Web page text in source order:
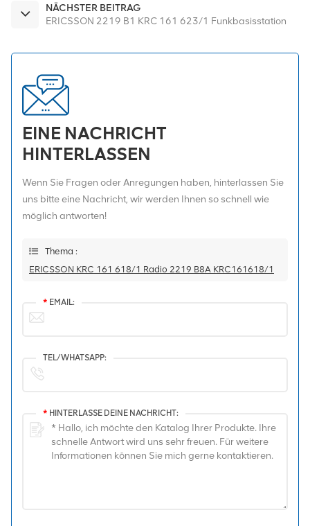
NÄCHSTER BEITRAG
ERICSSON 2219 B1 KRC 161 623/1 Funkbasisstation
EINE NACHRICHT
HINTERLASSEN
Wenn Sie Fragen oder Anregungen haben, hinterlassen Sie
uns bitte eine Nachricht, wir werden Ihnen so schnell wie
möglich antworten!
Thema :
ERICSSON KRC 161 618/1 Radio 2219 B8A KRC161618/1
* EMAIL:
TEL/WHATSAPP:
* HINTERLASSE DEINE NACHRICHT: